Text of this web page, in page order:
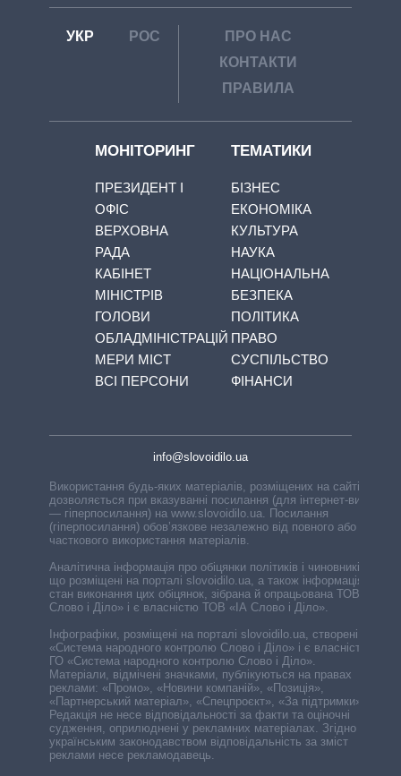
УКР РОС
ПРО НАС
КОНТАКТИ
ПРАВИЛА
МОНІТОРИНГ
ПРЕЗИДЕНТ І
ОФІС
ВЕРХОВНА
РАДА
КАБІНЕТ
МІНІСТРІВ
ГОЛОВИ
ОБЛАДМІНІСТРАЦІЙ
МЕРИ МІСТ
ВСІ ПЕРСОНИ
ТЕМАТИКИ
БІЗНЕС
ЕКОНОМІКА
КУЛЬТУРА
НАУКА
НАЦІОНАЛЬНА
БЕЗПЕКА
ПОЛІТИКА
ПРАВО
СУСПІЛЬСТВО
ФІНАНСИ
info@slovoidilo.ua
Використання будь-яких матеріалів, розміщених на сайті,
дозволяється при вказуванні посилання (для інтернет-видань
— гіперпосилання) на www.slovoidilo.ua. Посилання
(гіперпосилання) обов’язкове незалежно від повного або
часткового використання матеріалів.
Аналітична інформація про обіцянки політиків і чиновників,
що розміщені на порталі slovoidilo.ua, а також інформація про
стан виконання цих обіцянок, зібрана й опрацьована ТОВ «ІА
Слово і Діло» і є власністю ТОВ «ІА Слово і Діло».
Інфографіки, розміщені на порталі slovoidilo.ua, створені ГО
«Система народного контролю Слово і Діло» і є власністю
ГО «Система народного контролю Слово і Діло».
Матеріали, відмічені значками, публікуються на правах
реклами: «Промо», «Новини компаній», «Позиція»,
«Партнерський матеріал», «Спецпроєкт», «За підтримки».
Редакція не несе відповідальності за факти та оціночні
судження, оприлюднені у рекламних матеріалах. Згідно з
українським законодавством відповідальність за зміст
реклами несе рекламодавець.